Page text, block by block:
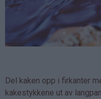
Del kaken opp i firkanter
kakestykkene ut av